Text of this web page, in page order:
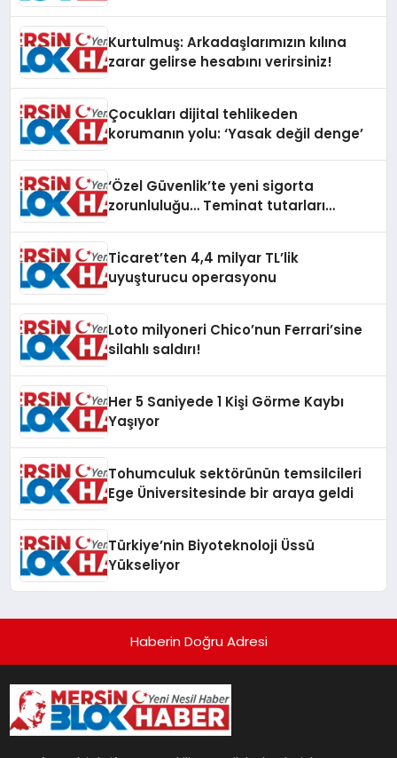
Kurtulmuş: Arkadaşlarımızın kılına
zarar gelirse hesabını verirsiniz!
Çocukları dijital tehlikeden
korumanın yolu: ‘Yasak değil denge’
‘Özel Güvenlik’te yeni sigorta
zorunluluğu… Teminat tutarları
Ticaret’ten 4,4 milyar TL’lik
uyuşturucu operasyonu
Loto milyoneri Chico’nun Ferrari’sine
silahlı saldırı!
Her 5 Saniyede 1 Kişi Görme Kaybı
Yaşıyor
Tohumculuk sektörünün temsilcileri
Ege Üniversitesinde bir araya geldi
Türkiye’nin Biyoteknoloji Üssü
Yükseliyor
Haberin Doğru Adresi